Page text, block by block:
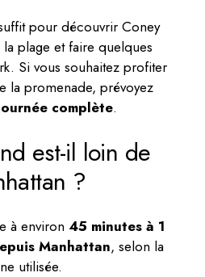
pour découvrir Coney
plage et faire quelques
Si vous souhaitez profiter
la promenade, prévoyez
complète.
est-il loin de
?
à environ45 minutes à 1
Manhattan, selon la
utilisée.